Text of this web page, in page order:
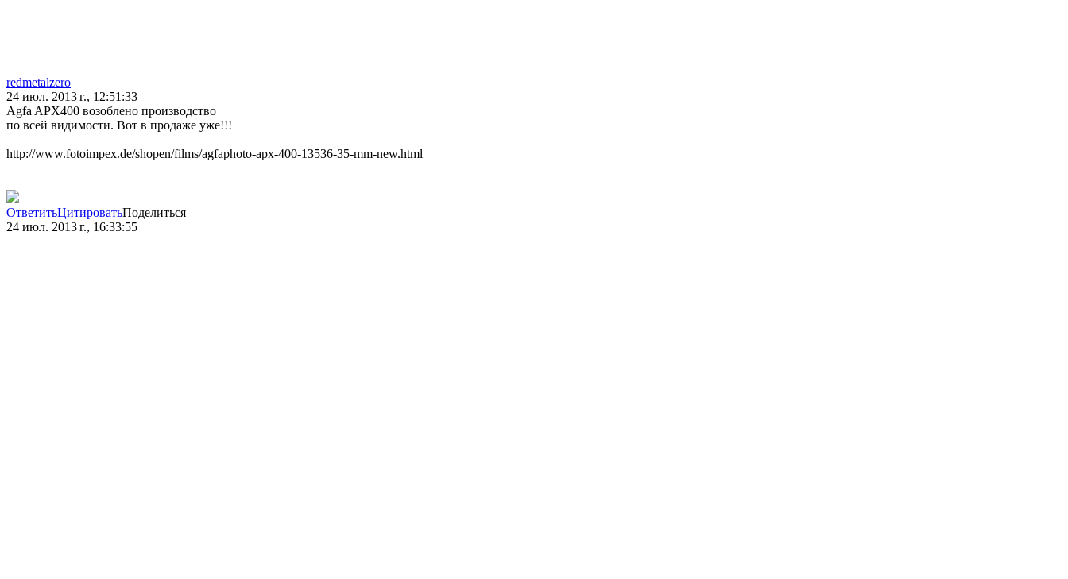
redmetalzero
24 июл. 2013 г., 12:51:33
Agfa APX400 возоблено производство
по всей видимости. Вот в продаже уже!!!
http://www.fotoimpex.de/shopen/films/agfaphoto-apx-400-13536-35-mm-new.html
ОтветитьЦитироватьПоделиться
24 июл. 2013 г., 16:33:55